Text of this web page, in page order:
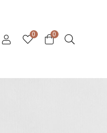
0 0